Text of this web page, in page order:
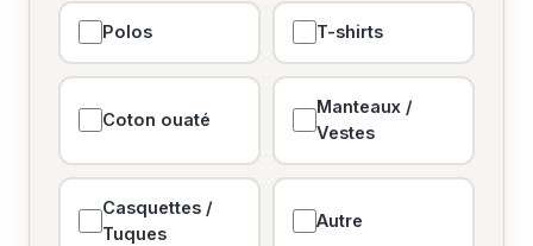
Polos T-shirts
Coton ouaté
Manteaux /
Vestes
Casquettes /
Tuques
Autre